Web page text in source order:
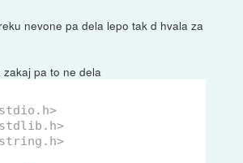
nevone pa dela lepo tak d hvala za
pa to ne dela